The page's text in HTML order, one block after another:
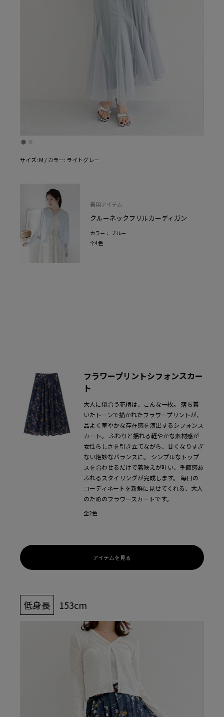
サイズ: M / カラー: ライトグレー
着用アイテム
クルーネックフリルカーディガン
カラー： ブルー
全4色
フラワープリントシフォンスカー
ト
大人に似合う花柄は、こんな一枚。
落ち着
いたトーンで描かれたフラワープリントが、
品よく華やかな存在感を演出するシフォンス
カート。
ふわりと揺れる軽やかな素材感が
女性らしさを引き立てながら、甘くなりすぎ
ない絶妙なバランスに。
シンプルなトップ
スを合わせるだけで着映えが叶い、季節感あ
ふれるスタイリングが完成します。
毎日の
コーディネートを新鮮に見せてくれる、大人
のためのフラワースカートです。
全2色
アイテムを見る
低身長 153cm